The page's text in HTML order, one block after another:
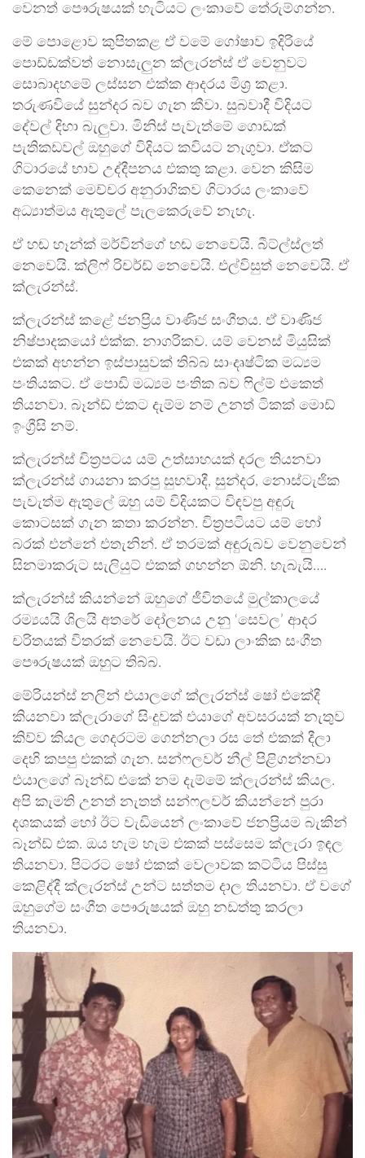
වෙනත් පෞරුෂයක් හැටියට ලංකාවේ තේරුම්ගන්න.
මේ පොළොව කුපිතකළ ඒ වමේ ගෝෂාව ඉදිරියේ
පොඩ්ඩක්වත් නොසැලුන ක්ලැරන්ස් ඒ වෙනුවට
සොබාදහමේ ලස්සන එක්ක ආදරය මිශ්‍ර කළා.
තරුණවියේ සුන්දර බව ගැන කීවා. සුබවාදී විදියට
දේවල් දිහා බැලුවා. මිනිස් පැවැත්මේ ගොඩක්
පැතිකඩවල් ඔහුගේ විදියට කවියට නැගුවා. ඒකට
ගිටාරයේ භාව උද්දීපනය එකතු කළා. වෙන කිසිම
කෙනෙක් මෙච්චර අනුරාගිකව ගිටාරය ලංකාවේ
අධ්‍යාත්මය ඇතුලේ පැලකෙරුවේ නැහැ.
ඒ හඬ හෑන්ක් මර්වින්ගේ හඬ නෙවෙයි. බීට්ල්ස්ලත්
නෙවෙයි. ක්ලිෆ් රිචර්ඩ් නෙවෙයි. එල්විසුත් නෙවෙයි. ඒ
ක්ලැරන්ස්.
ක්ලැරන්ස් කළේ ජනප්‍රිය වාණිජ සංගීතය. ඒ වාණිජ
නිෂ්පාදකයෝ එක්ක. නාගරිකව. යම් වෙනස් මියුසික්
එකක් අහන්න ඉස්පාසුවක් තිබ්බ සාංදෘෂ්ටික මධ්‍යම
පංතියකට. ඒ පොඩි මධ්‍යම පංතික බව ෆිල්ම් එකෙත්
තියනවා. බෑන්ඩ් එකට දැම්ම නම් උනත් ටිකක් මොඩ්
ඉංග්‍රීසි නම්.
ක්ලැරන්ස් චිත්‍රපටය යම් උත්සාහයක් දරල තියනවා
ක්ලැරන්ස් ගායනා කරපු සුභවාදී, සුන්දර, නොස්ටැජික
පැවැත්ම ඇතුලේ ඔහු යම් විදියකට විඳවපු අඳුරු
කොටසක් ගැන කතා කරන්න. චිත්‍රපටියට යම් හෝ
බරක් එන්නේ එතැනින්. ඒ තරමක් අඳුරුබව වෙනුවෙන්
සිනමාකරුට සැලියුට් එකක් ගහන්න ඕනි. හැබැයි….
ක්ලැරන්ස් කියන්නේ ඔහුගේ ජීවිතයේ මුල්කාලයේ
රම්‍යයයි ශිලයි අතරේ දෝලනය උනු ‘සෙවල’ ආදර
චරිතයක් විතරක් නෙවෙයි. ඊට වඩා ලාංකික සංගීත
පෞරුෂයක් ඔහුට තිබ්බ.
මේරියන්ස් නලින් එයාලගේ ක්ලැරන්ස් ෂෝ එකේදී
කියනවා ක්ලැරාගේ සිංදුවක් එයාගේ අවසරයක් නැතුව
කිව්ව කියල ගෙදරටම ගෙන්නලා රස තේ එකක් දීලා
දෙහි කපපු එකක් ගැන. සන්ෆලවර් නීල් පිළිගන්නවා
එයාලගේ බෑන්ඩ් එකේ නම දැම්මේ ක්ලැරන්ස් කියල.
අපි කැමති උනත් නැතත් සන්ෆලවර් කියන්නේ පුරා
දශකයක් හෝ ඊට වැඩියෙන් ලංකාවේ ජනප්‍රියම බැකින්
බෑන්ඩ් එක. ඔය හැම හැම එකක් පස්සෙම ක්ලැරා ඉඳල
තියනවා. පිටරට ෂෝ එකක් වෙලාවක කට්ටිය පිස්සු
කෙළිද්දී ක්ලැරන්ස් උන්ට සත්තම දාල තියනවා. ඒ වගේ
ඔහුගේම සංගීත පෞරුෂයක් ඔහු නඩත්තු කරලා
තියනවා.